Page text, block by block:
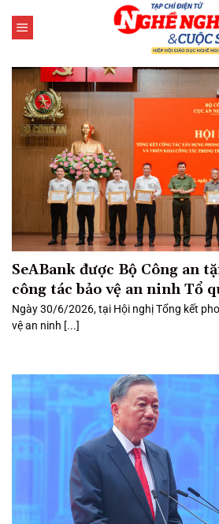
qua
dung
SeABank được Bộ Công an
công tác bảo vệ an ninh Tổ
Ngày 30/6/2026, tại Hội nghị Tổng kết
vệ an ninh [...]